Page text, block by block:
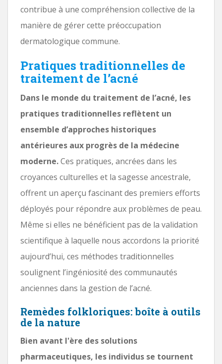
contribue à une compréhension collective de la
manière de gérer cette préoccupation
dermatologique commune.
Pratiques traditionnelles de
traitement de l’acné
Dans le monde du traitement de l’acné, les
pratiques traditionnelles reflètent un
ensemble d’approches historiques
antérieures aux progrès de la médecine
moderne.Ces pratiques, ancrées dans les
croyances culturelles et la sagesse ancestrale,
offrent un aperçu fascinant des premiers efforts
déployés pour répondre aux problèmes de peau.
Même si elles ne bénéficient pas de la validation
scientifique à laquelle nous accordons la priorité
aujourd’hui, ces méthodes traditionnelles
soulignent l’ingéniosité des communautés
anciennes dans la gestion de l’acné.
Remèdes folkloriques: boîte à outils
de la nature
Bien avant l'ère des solutions
pharmaceutiques, les individus se tournent